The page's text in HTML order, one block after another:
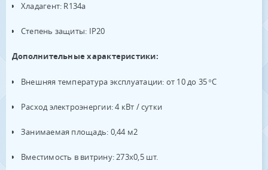
Хладагент: R134a
Степень защиты: IP20
Дополнительные характеристики:
Внешняя температура эксплуатации: от 10 до 35 ºC
Расход электроэнергии: 4 кВт / сутки
Занимаемая площадь: 0,44 м2
​Вместимость в витрину: 273х0,5 шт.